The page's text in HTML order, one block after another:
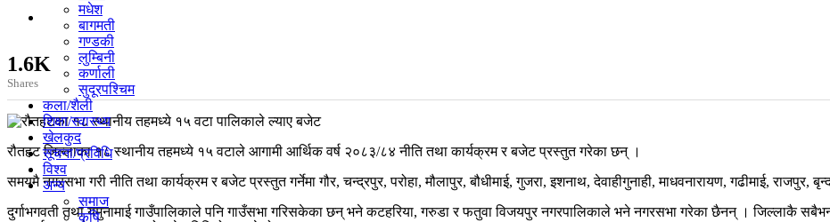
मधेश
बागमती
गण्डकी
लुम्बिनी
कर्णाली
सुदूरपश्चिम
कला/शैली
शिक्षा/स्वास्थ्य
खेलकुद
सूचना/प्रविधि
विश्व
अन्य
समाज
कृषि
1.6K
Shares
रौतहट जिल्लाका १८ स्थानीय तहमध्ये १५ वटाले आगामी आर्थिक वर्ष २०८३/८४ नीति तथा कार्यक्रम र बजेट प्रस्तुत गरेका छन् ।
समयमै नगरसभा गरी नीति तथा कार्यक्रम र बजेट प्रस्तुत गर्नेमा गौर, चन्द्रपुर, परोहा, मौलापुर, बौधीमाई, गुजरा, इशनाथ, देवाहीगुनाही, माधवनारायण, गढीमाई, राजपुर,
दुर्गाभगवती तथा यमुनामाई गाउँपालिकाले पनि गाउँसभा गरिसकेका छन् भने कटहरिया, गरुडा र फतुवा विजयपुर नगरपालिकाले भने नगरसभा गरेका छैनन् । जिल्लाकै